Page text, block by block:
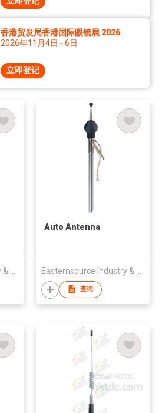
香港贸发局香港国际眼镜展 2026
2026年11月4日 - 6日
立即登记
Auto Antenna
查询